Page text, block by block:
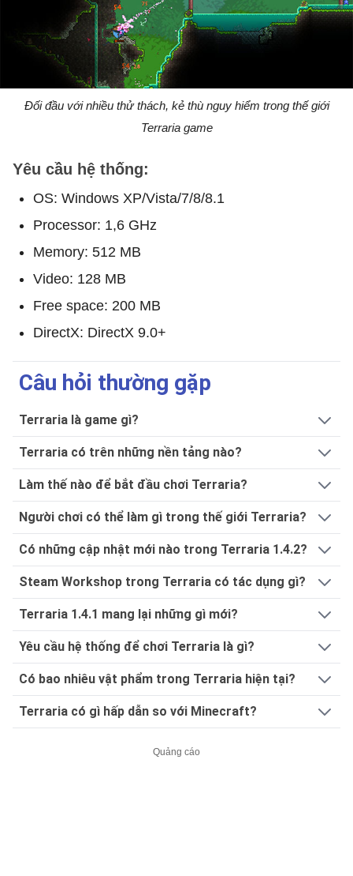
Đối đầu với nhiều thử thách, kẻ thù nguy hiểm trong thế giới
Terraria game
Yêu cầu hệ thống:
OS: Windows XP/Vista/7/8/8.1
Processor: 1,6 GHz
Memory: 512 MB
Video: 128 MB
Free space: 200 MB
DirectX: DirectX 9.0+
Câu hỏi thường gặp
Terraria là game gì?
Terraria có trên những nền tảng nào?
Làm thế nào để bắt đầu chơi Terraria?
Người chơi có thể làm gì trong thế giới Terraria?
Có những cập nhật mới nào trong Terraria 1.4.2?
Steam Workshop trong Terraria có tác dụng gì?
Terraria 1.4.1 mang lại những gì mới?
Yêu cầu hệ thống để chơi Terraria là gì?
Có bao nhiêu vật phẩm trong Terraria hiện tại?
Terraria có gì hấp dẫn so với Minecraft?